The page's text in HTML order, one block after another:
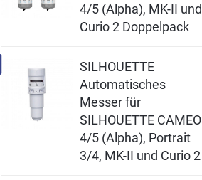
4/5 (Alpha), MK-II und
Curio 2 Doppelpack
SILHOUETTE
Automatisches
Messer für
SILHOUETTE CAMEO
4/5 (Alpha), Portrait
3/4, MK-II und Curio 2